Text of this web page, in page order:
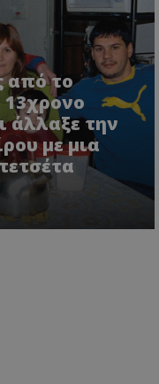
από το
άλλαξε την
με μια